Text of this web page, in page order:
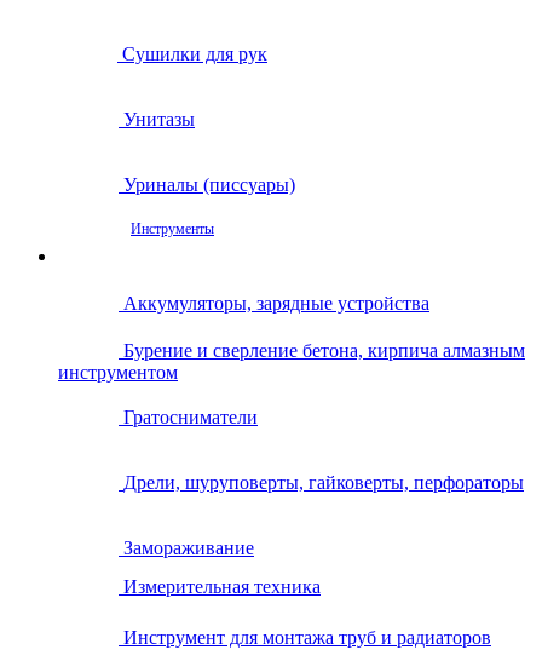
Сушилки для рук
Унитазы
Уриналы (писсуары)
Инструменты
Аккумуляторы, зарядные устройства
Бурение и сверление бетона, кирпича алмазным
инструментом
Гратосниматели
Дрели, шуруповерты, гайковерты, перфораторы
Замораживание
Измерительная техника
Инструмент для монтажа труб и радиаторов